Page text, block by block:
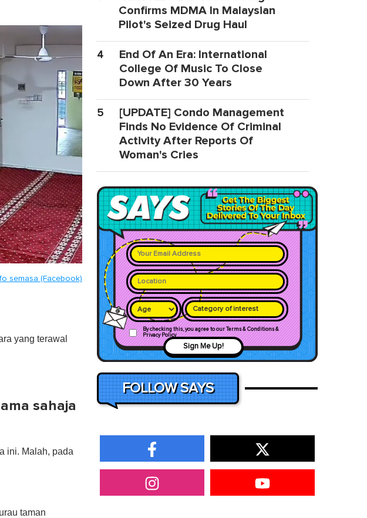
semasa (Facebook)
yang terawal
sahaja
ini. Malah, pada
taman
Confirms MDMA In Malaysian
Pilot's Seized Drug Haul
4
End Of An Era: International
College Of Music To Close
Down After 30 Years
5
[UPDATE] Condo Management
Finds No Evidence Of Criminal
Activity After Reports Of
Woman's Cries
Category of interest
By checking this, you agree to our Terms & Conditions &
Privacy Policy
Sign Me Up!
FOLLOW SAYS